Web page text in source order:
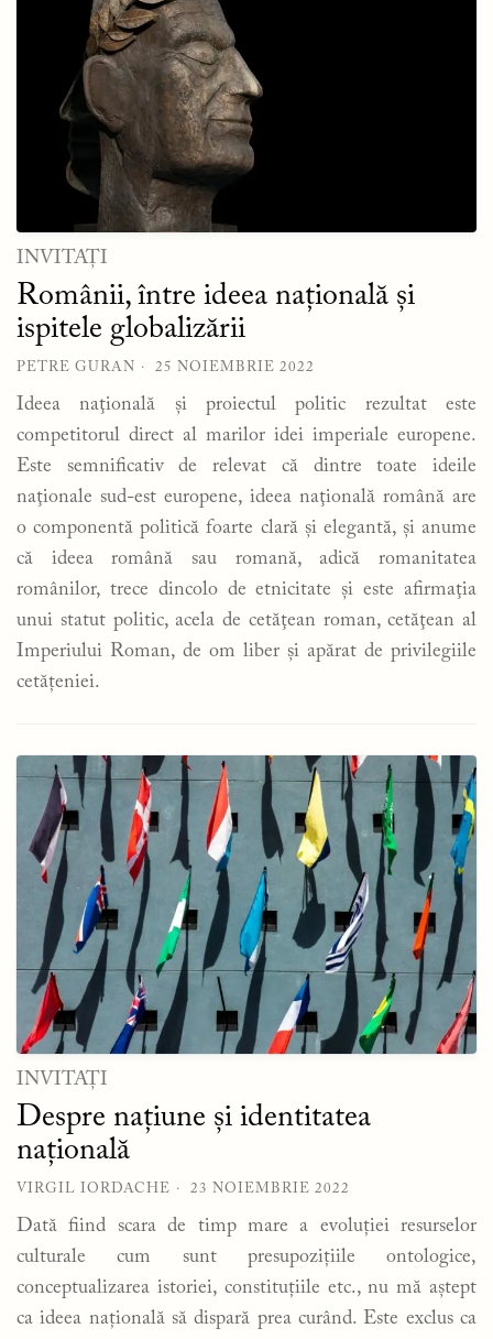
INVITAȚI
Românii, între ideea națională și
ispitele globalizării
PETRE GURAN 25 NOIEMBRIE 2022
Ideea naţională și proiectul politic rezultat este
competitorul direct al marilor idei imperiale europene.
Este semnificativ de relevat că dintre toate ideile
naţionale sud-est europene, ideea naţională română are
o componentă politică foarte clară și elegantă, şi anume
că ideea română sau romană, adică romanitatea
românilor, trece dincolo de etnicitate și este afirmaţia
unui statut politic, acela de cetăţean roman, cetăţean al
Imperiului Roman, de om liber și apărat de privilegiile
cetățeniei.
INVITAȚI
Despre națiune și identitatea
națională
VIRGIL IORDACHE 23 NOIEMBRIE 2022
Dată fiind scara de timp mare a evoluției resurselor
culturale cum sunt presupozițiile ontologice,
conceptualizarea istoriei, constituțiile etc., nu mă aștept
ca ideea națională să dispară prea curând. Este exclus ca